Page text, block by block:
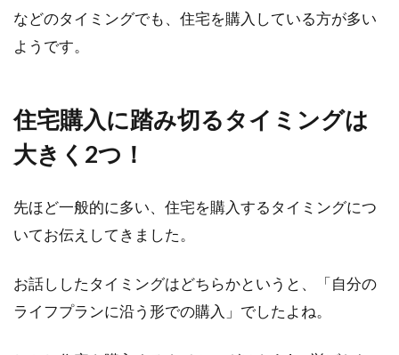
気をつけたらいいのでしょうか。住み始めてか
一戸建てとアパートどっちが得？メ
住宅について悩んだことのある方は、一度は
て考えたことが...
などのタイミングでも、住宅を購入している方が多い
ようです。
住宅購入に踏み切るタイミングは
大きく2つ！
先ほど一般的に多い、住宅を購入するタイミングにつ
いてお伝えしてきました。
お話ししたタイミングはどちらかというと、「自分の
ライフプランに沿う形での購入」でしたよね。